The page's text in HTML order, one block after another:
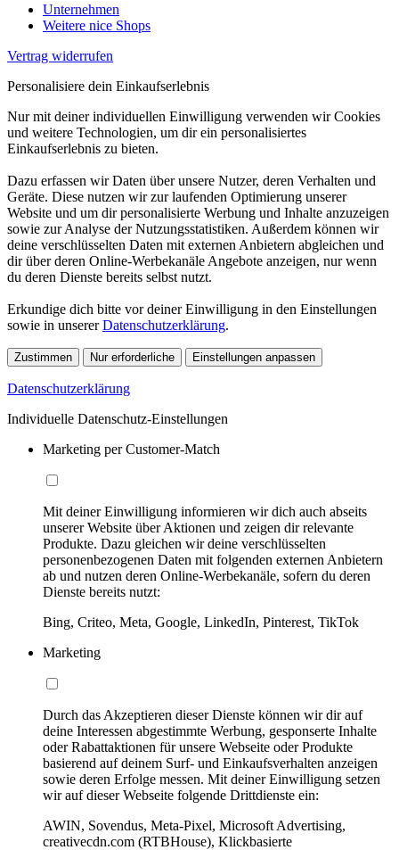
Unternehmen
Weitere nice Shops
Vertrag widerrufen
Personalisiere dein Einkaufserlebnis
Nur mit deiner individuellen Einwilligung verwenden wir Cookies
und weitere Technologien, um dir ein personalisiertes
Einkaufserlebnis zu bieten.
Dazu erfassen wir Daten über unsere Nutzer, deren Verhalten und
Geräte. Diese nutzen wir zur laufenden Optimierung unserer
Website und um dir personalisierte Werbung und Inhalte anzuzeigen
sowie zur Analyse der Nutzungsstatistiken. Außerdem können wir
deine verschlüsselten Daten mit externen Anbietern abgleichen und
dir über deren Online-Werbekanäle Angebote anzeigen, nur wenn
du deren Dienste bereits selbst nutzt.
Erkundige dich bitte vor deiner Einwilligung in den Einstellungen
sowie in unsererDatenschutzerklärung.
Zustimmen Nur erforderliche Einstellungen anpassen
Datenschutzerklärung
Individuelle Datenschutz-Einstellungen
Marketing per Customer-Match
Mit deiner Einwilligung informieren wir dich auch abseits
unserer Website über Aktionen und zeigen dir relevante
Produkte. Dazu gleichen wir deine verschlüsselten
personenbezogenen Daten mit folgenden externen Anbietern
ab und nutzen deren Online-Werbekanäle, sofern du deren
Dienste bereits nutzt:
Bing, Criteo, Meta, Google, LinkedIn, Pinterest, TikTok
Marketing
Durch das Akzeptieren dieser Dienste können wir dir auf
deine Interessen abgestimmte Werbung, gesponserte Inhalte
oder Rabattaktionen für unsere Webseite oder Produkte
basierend auf deinem Surf- und Einkaufsverhalten anzeigen
sowie deren Erfolge messen. Mit deiner Einwilligung setzen
wir auf dieser Webseite folgende Drittdienste ein:
AWIN, Sovendus, Meta-Pixel, Microsoft Advertising,
creativecdn.com (RTBHouse), Klickbasierte